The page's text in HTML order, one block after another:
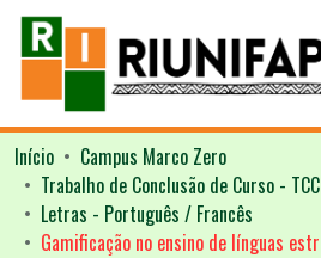
Início
Campus Marco Zero
Trabalho de Conclusão de Curso - TCC
Letras - Português / Francês